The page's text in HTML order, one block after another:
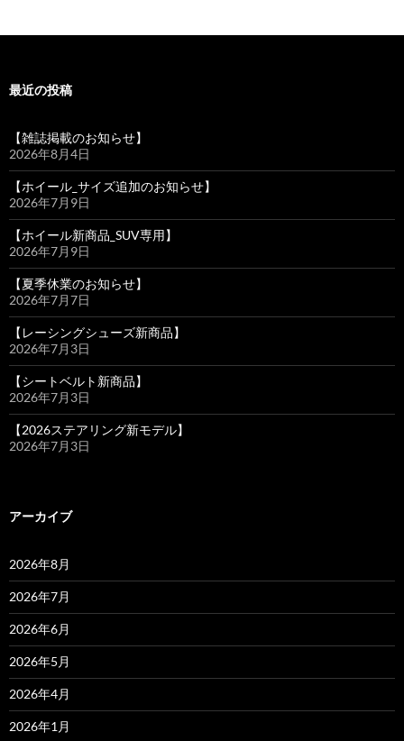
最近の投稿
【雑誌掲載のお知らせ】
2026年8月4日
【ホイール_サイズ追加のお知らせ】
2026年7月9日
【ホイール新商品_SUV専用】
2026年7月9日
【夏季休業のお知らせ】
2026年7月7日
【レーシングシューズ新商品】
2026年7月3日
【シートベルト新商品】
2026年7月3日
【2026ステアリング新モデル】
2026年7月3日
アーカイブ
2026年8月
2026年7月
2026年6月
2026年5月
2026年4月
2026年1月